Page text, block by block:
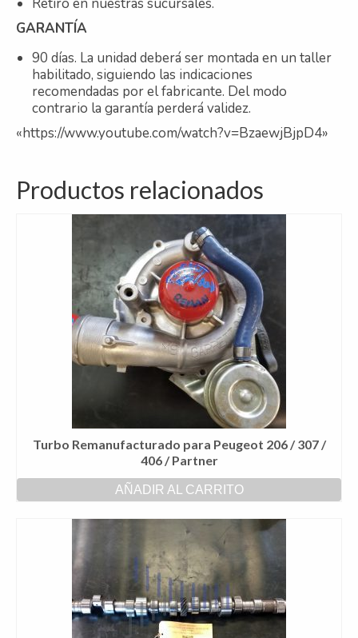
GARANTÍA
90 días. La unidad deberá ser montada en un taller
habilitado, siguiendo las indicaciones
recomendadas por el fabricante. Del modo
contrario la garantía perderá validez.
«https://www.youtube.com/watch?v=BzaewjBjpD4»
Productos relacionados
Turbo Remanufacturado para Peugeot 206 / 307 /
406 / Partner
AÑADIR AL CARRITO